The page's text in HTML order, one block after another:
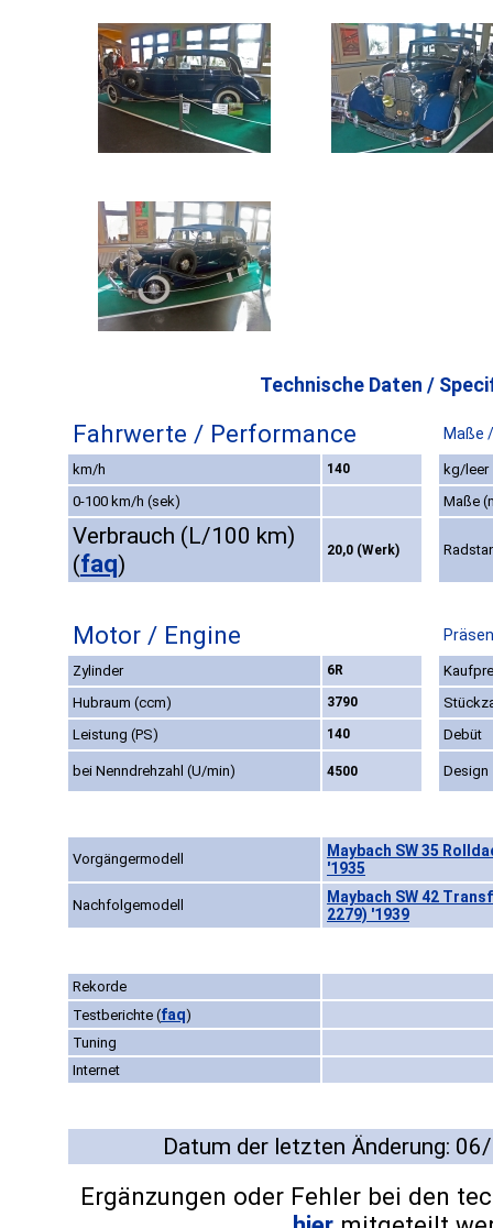
Technische Daten /
Fahrwerte / Performance Maße
km/h 140
kg/leer
0-100 km/h (sek)
Maße
Verbrauch (L/100 km)
(faq)
20,0 (Werk)
Motor / Engine
Zylinder 6R
Hubraum (ccm)
3790
Leistung (PS)
140 Debüt
bei Nenndrehzahl (U/min) 4500 Design
Vorgängermodell
Maybach SW 35
'1935
Nachfolgemodell
Maybach SW 42
2279) '1939
Rekorde
Testberichte (faq)
Tuning
Internet
Datum der letzten Änderung:
Ergänzungen oder Fehler bei den